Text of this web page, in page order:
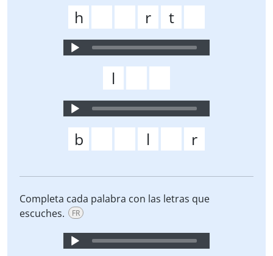
Audio
Audio
Completa cada palabra con las letras que
escuches.
FR
Audio